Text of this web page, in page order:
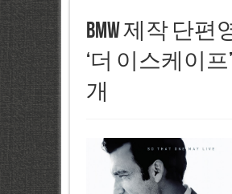
BMW 제작 단편
‘더 이스케이프
개